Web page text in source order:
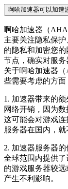
啊哈加速器可以加速
啊哈加速器（
主要关注隐私保
的隐私和加密您
节点，确实对服务
关于啊哈加速器
些需要考虑的方面
1. 加速器带来的
网络开销，因为
这可能会对游戏
服务器在国内，就
2. 加速器服务器
全球范围内提供
的游戏服务器较
产生不利影响。